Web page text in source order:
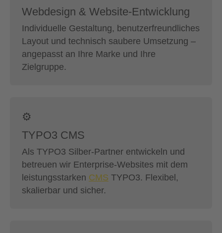
Webdesign & Website-Entwicklung
Individuelle Gestaltung, benutzerfreundliches
Layout und technisch saubere Umsetzung –
angepasst an Ihre Marke und Ihre
Zielgruppe.
⚙️
TYPO3 CMS
Als TYPO3 Silber-Partner entwickeln und
betreuen wir Enterprise-Websites mit dem
leistungsstarken CMS TYPO3. Flexibel,
skalierbar und sicher.